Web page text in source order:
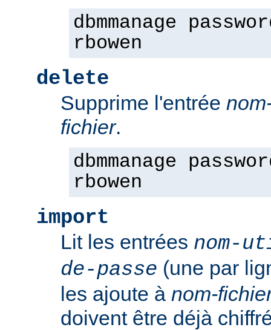
dbmmanage
rbowen
delete
Supprime l'entrée
fichier.
dbmmanage
rbowen
import
Lit les entrées nom-
de-passe (une par
les ajoute à nom-
doivent être déjà